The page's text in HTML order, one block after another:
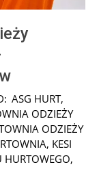
ASG HURT,
ODZIEŻY
ODZIEŻY
, KESI
HURTOWEGO,